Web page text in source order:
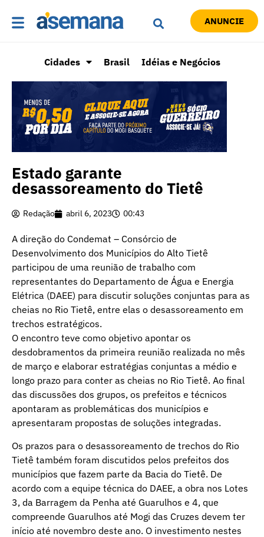
ANUNCIE
Cidades Brasil Idéias e Negócios
Estado garante
desassoreamento do Tietê
Redação abril 6, 2023 00:43
A direção do Condemat – Consórcio de
Desenvolvimento dos Municípios do Alto Tietê
participou de uma reunião de trabalho com
representantes do Departamento de Água e Energia
Elétrica (DAEE) para discutir soluções conjuntas para as
cheias no Rio Tietê, entre elas o desassoreamento em
trechos estratégicos.
O encontro teve como objetivo apontar os
desdobramentos da primeira reunião realizada no mês
de março e elaborar estratégias conjuntas a médio e
longo prazo para conter as cheias no Rio Tietê. Ao final
das discussões dos grupos, os prefeitos e técnicos
apontaram as problemáticas dos municípios e
apresentaram propostas de soluções integradas.
Os prazos para o desassoreamento de trechos do Rio
Tietê também foram discutidos pelos prefeitos dos
municípios que fazem parte da Bacia do Tietê. De
acordo com a equipe técnica do DAEE, a obra nos Lotes
3, da Barragem da Penha até Guarulhos e 4, que
compreende Guarulhos até Mogi das Cruzes devem ter
início até novembro deste ano. O investimento nestes